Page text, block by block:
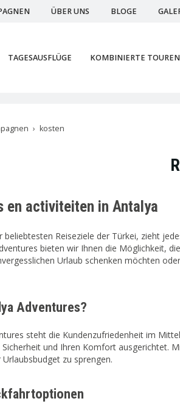
ÜBER UNS BLOGE
TAGESAUSFLÜGE KOMBINIERTE TOUREN
kosten
en activiteiten in Antalya
beliebtesten Reiseziele der Türkei, zieht
bieten wir Ihnen die Möglichkeit,
Urlaub schenken möchten
Adventures?
steht die Kundenzufriedenheit im
und Ihren Komfort ausgerichtet.
zu sprengen.